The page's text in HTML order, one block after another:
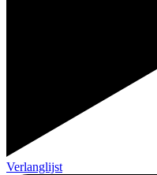
Verlanglijst